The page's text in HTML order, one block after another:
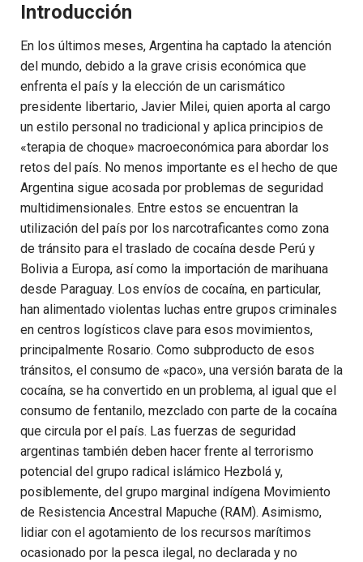
Introducción
En los últimos meses, Argentina ha captado la atención
del mundo, debido a la grave crisis económica que
enfrenta el país y la elección de un carismático
presidente libertario, Javier Milei, quien aporta al cargo
un estilo personal no tradicional y aplica principios de
«terapia de choque» macroeconómica para abordar los
retos del país. No menos importante es el hecho de que
Argentina sigue acosada por problemas de seguridad
multidimensionales. Entre estos se encuentran la
utilización del país por los narcotraficantes como zona
de tránsito para el traslado de cocaína desde Perú y
Bolivia a Europa, así como la importación de marihuana
desde Paraguay. Los envíos de cocaína, en particular,
han alimentado violentas luchas entre grupos criminales
en centros logísticos clave para esos movimientos,
principalmente Rosario. Como subproducto de esos
tránsitos, el consumo de «paco», una versión barata de la
cocaína, se ha convertido en un problema, al igual que el
consumo de fentanilo, mezclado con parte de la cocaína
que circula por el país. Las fuerzas de seguridad
argentinas también deben hacer frente al terrorismo
potencial del grupo radical islámico Hezbolá y,
posiblemente, del grupo marginal indígena Movimiento
de Resistencia Ancestral Mapuche (RAM). Asimismo,
lidiar con el agotamiento de los recursos marítimos
ocasionado por la pesca ilegal, no declarada y no